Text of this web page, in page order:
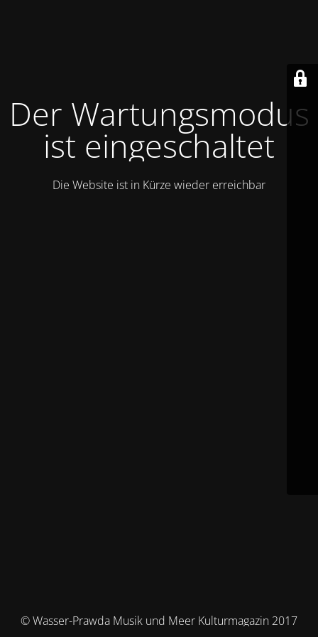
Der Wartungsmodus
ist eingeschaltet
Die Website ist in Kürze wieder erreichbar
© Wasser-Prawda Musik und Meer Kulturmagazin 2017